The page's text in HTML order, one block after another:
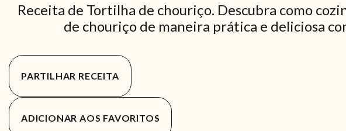
Receita de Tortilha de chouriço. Descubra como
de chouriço de maneira prática e deliciosa
PARTILHAR RECEITA
ADICIONAR AOS FAVORITOS